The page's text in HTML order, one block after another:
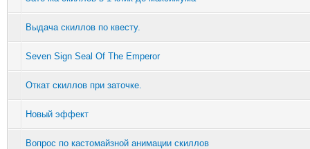
// Choosing
L2Character
Выдача скиллов по квесту.
Seven Sign Seal Of The Emperor
Откат скиллов при заточке.
Новый эффект
Вопрос по кастомайзной анимации скиллов